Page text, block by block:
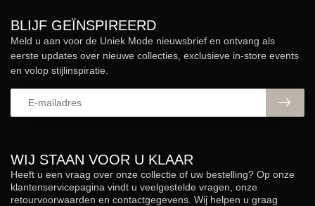
WIJ STAAN VOOR U KLAAR
Heeft u een vraag over onze collectie of uw bestelling? Op onze
klantenservicepagina vindt u veelgestelde vragen, onze
retourvoorwaarden en contactgegevens. Wij helpen u graag
BLIJF GEÏNSPIREERD
Meld u aan voor de Uniek Mode nieuwsbrief en ontvang als
eerste updates over nieuwe collecties, exclusieve in-store events
en volop stijlinspiratie.